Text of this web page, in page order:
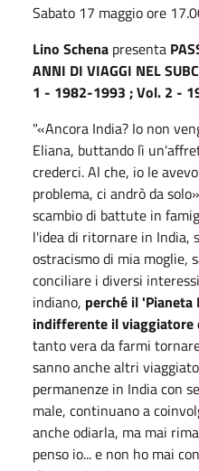
Sabato 17 maggio ore
Lino Schena presenta
ANNI DI VIAGGI NEL
1 - 1982-1993 ; Vol. 2 -
"«Ancora India? Io non
Eliana, buttando lì
crederci. Al che, io le
problema, ci andrò da
scambio di battute in
l'idea di ritornare in India,
ostracismo di mia moglie,
conciliare i diversi
indiano, perché il
indifferente il viaggiatore
tanto vera da farmi
sanno anche altri
permanenze in India con
male, continuano a
anche odiarla, ma mai
penso io... e non ho mai